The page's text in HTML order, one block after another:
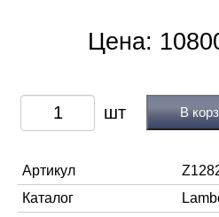
Цена:
В
Артикул
Каталог